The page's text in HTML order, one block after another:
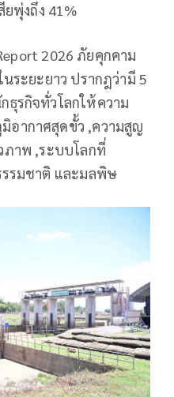
ยพุ่งถึง 41%
2026 ภัยคุกคาม
ระยะยาว ปรากฎว่ามี 5
ธุรกิจทั่วโลกให้ความ
อากาศสุดขั้ว ,ความสูญ
ภาพ ,ระบบโลกที่
รมชาติ และมลพิษ